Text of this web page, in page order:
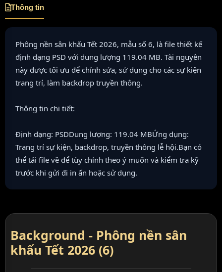
Thông tin
Phông nền sân khấu Tết 2026, mẫu số 6, là file thiết kế
định dạng PSD với dung lượng 119.04 MB. Tài nguyên
này được tối ưu để chỉnh sửa, sử dụng cho các sự kiện
trang trí, làm backdrop truyền thông.
Thông tin chi tiết:
Định dạng: PSDDung lượng: 119.04 MBỨng dụng:
Trang trí sự kiện, backdrop, truyền thông lễ hội.Bạn có
thể tải file về để tùy chỉnh theo ý muốn và kiểm tra kỹ
trước khi gửi đi in ấn hoặc sử dụng.
Background - Phông nền sân
khấu Tết 2026 (6)